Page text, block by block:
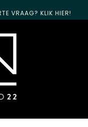
VRAAG? KLIK HIER!